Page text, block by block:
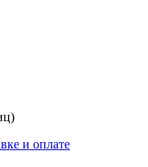
и оплате